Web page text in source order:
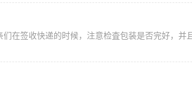
在签收快递的时候，注意检査包装是否完好，并